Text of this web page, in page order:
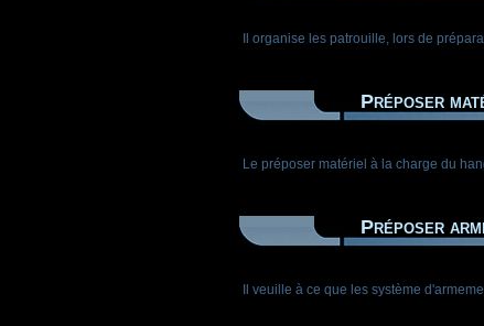
Il organise les patrouille, lors de
Préposer
Le préposer matériel à la charge du
Préposer
Il veuille à ce que les système